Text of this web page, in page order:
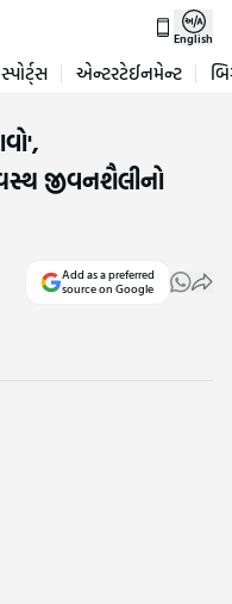
English
સ્પોર્ટ્સ એન્ટરટેઈનમેન્ટ
જીવનશૈલીનો
Add as a preferred
source on Google